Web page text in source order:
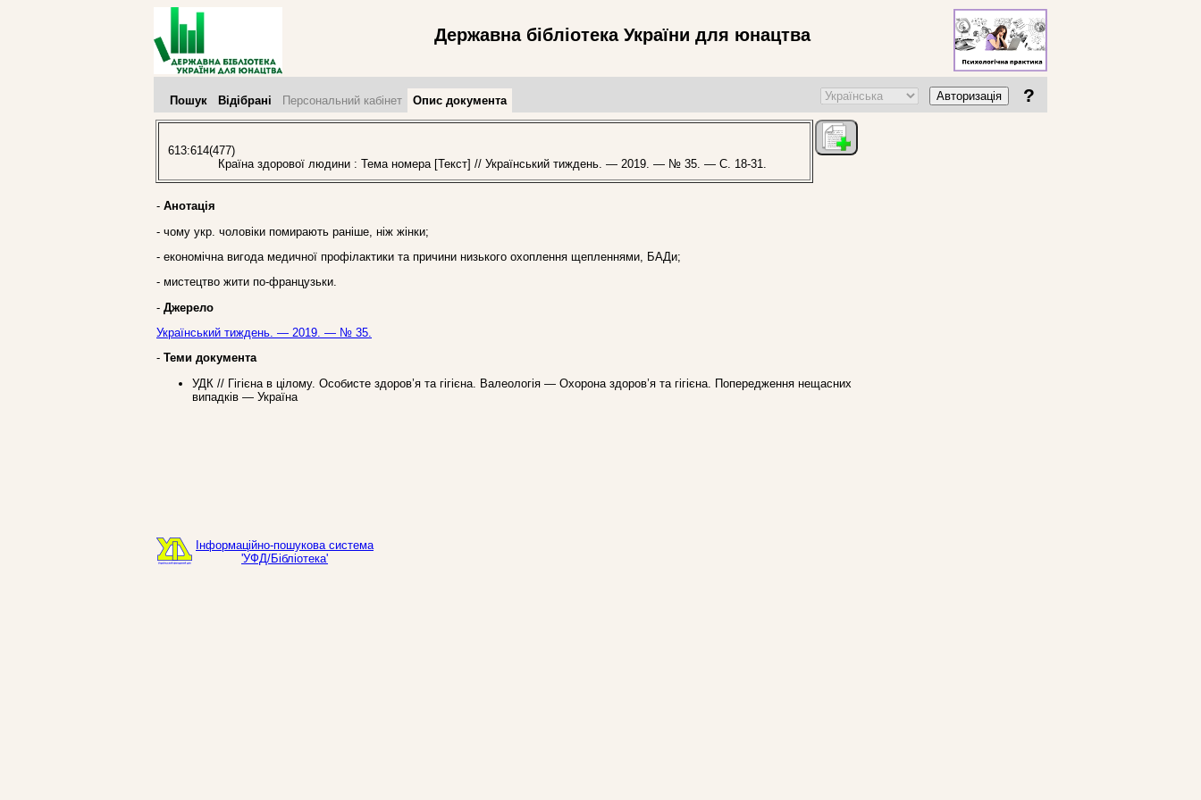
Державна бібліотека України для юнацтва
Пошук Відібрані Персональний кабінет Опис документа Авторизація ?
613:614(477)
Країна здорової людини : Тема номера [Текст] // Український тиждень. — 2019. — № 35. — С. 18-31.
- Анотація
- чому укр. чоловіки помирають раніше, ніж жінки;
- економічна вигода медичної профілактики та причини низького охоплення щепленнями, БАДи;
- мистецтво жити по-французьки.
- Джерело
Український тиждень. — 2019. — № 35.
- Теми документа
УДК // Гігієна в цілому. Особисте здоров’я та гігієна. Валеологія — Охорона здоров’я та гігієна. Попередження нещасних
випадків — Україна
Інформаційно-пошукова система
'УФД/Бібліотека'